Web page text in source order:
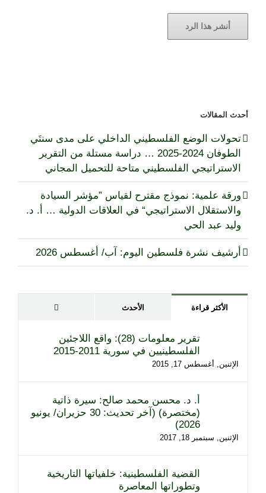
أحدث المقالات
تحولات الوضع الفلسطيني الداخلي على مدى سنتَي
الطوفان 2024-2025 … دراسة مستلة من التقرير
الاستراتيجي الفلسطيني متاحة للتحميل المجاني
ورقة علمية: نموذج مقترح لقياس ”مؤشر السيادة
والاستقلال الاستراتيجي“ في العلاقات الدولية … أ. د.
وليد عبد الحي
أرشيف نشرة فلسطين اليوم: آب/ أغسطس 2026
الأكثر قراءة الأحدث
تقرير معلومات (28): واقع اللاجئين
الفلسطينيين في سورية 2011-2015
الإثنين, أغسطس 17, 2015
أ. د. محسن محمد صالح: سيرة ذاتية
(مختصرة) (آخر تحديث: 30 حزيران/ يونيو
2026)
الإثنين, سبتمبر 18, 2017
القضية الفلسطينية: خلفياتها التاريخية
وتطوراتها المعاصرة